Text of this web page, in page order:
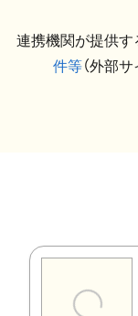
連携機関が提供す
件等（外部